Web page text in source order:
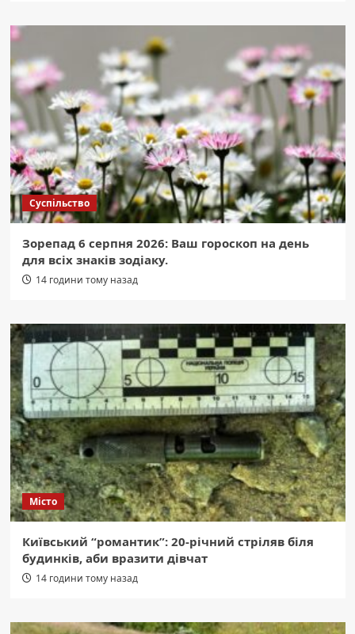
Суспільство
Зорепад 6 серпня 2026: Ваш гороскоп на день
для всіх знаків зодіаку.
14 години тому назад
Місто
Київський “романтик”: 20-річний стріляв біля
будинків, аби вразити дівчат
14 години тому назад